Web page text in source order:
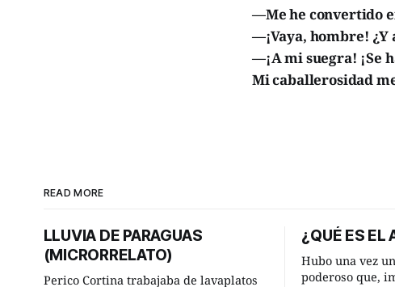
—Me he convertido
—¡Vaya, hombre! ¿Y
—¡A mi suegra! ¡Se
Mi caballerosidad
READ MORE
LLUVIA DE PARAGUAS
(MICRORRELATO)
Perico Cortina trabajaba de lavaplatos
¿QUÉ ES EL
Hubo una vez
poderoso que,